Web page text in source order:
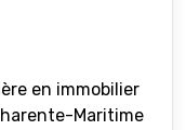
en immobilier
Maritime